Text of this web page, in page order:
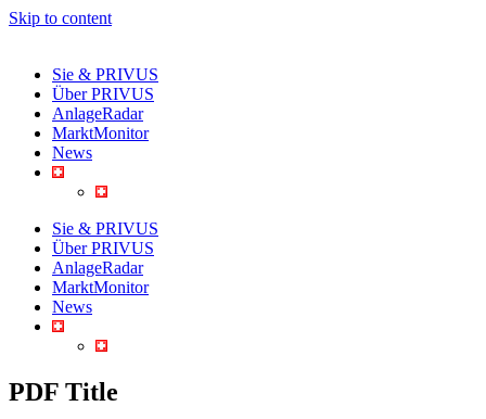
Skip to content
Sie & PRIVUS
Über PRIVUS
AnlageRadar
MarktMonitor
News
Sie & PRIVUS
Über PRIVUS
AnlageRadar
MarktMonitor
News
PDF Title